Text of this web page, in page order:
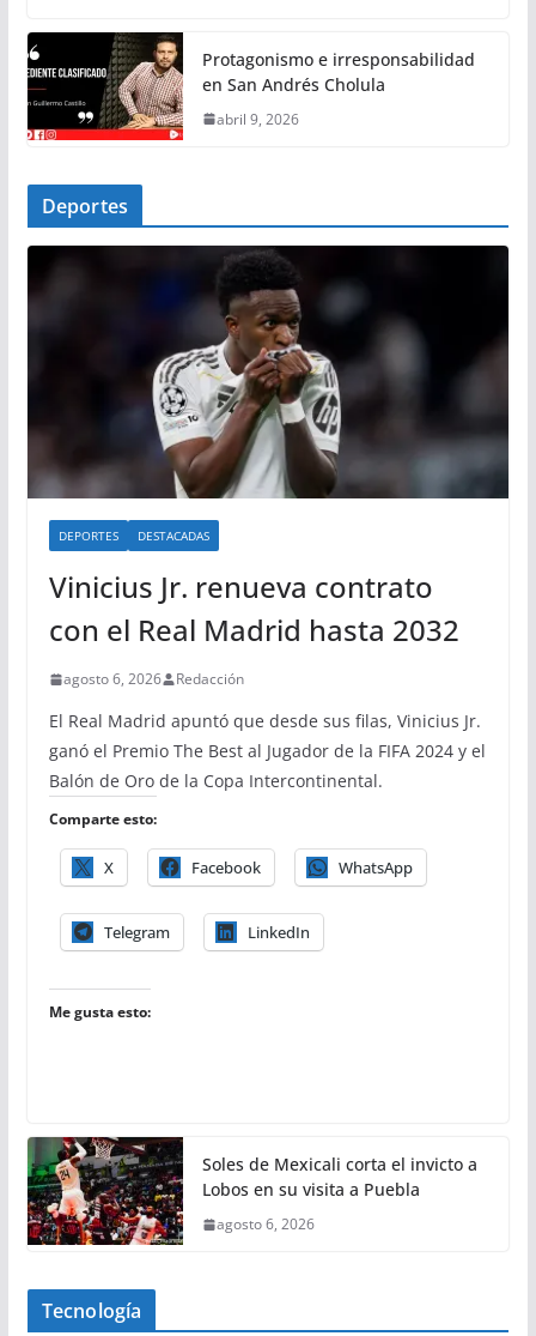
Protagonismo e irresponsabilidad
en San Andrés Cholula
abril 9, 2026
Deportes
DEPORTES DESTACADAS
Vinicius Jr. renueva contrato
con el Real Madrid hasta 2032
agosto 6, 2026 Redacción
El Real Madrid apuntó que desde sus filas, Vinicius Jr.
ganó el Premio The Best al Jugador de la FIFA 2024 y el
Balón de Oro de la Copa Intercontinental.
Comparte esto:
X Facebook WhatsApp
Telegram LinkedIn
Me gusta esto:
Soles de Mexicali corta el invicto a
Lobos en su visita a Puebla
agosto 6, 2026
Tecnología